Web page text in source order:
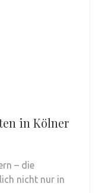
in Kölner
– die
nicht nur in